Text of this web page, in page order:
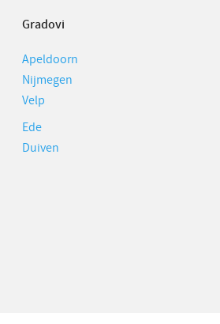
Gradovi
Apeldoorn
Nijmegen
Velp
Ede
Duiven